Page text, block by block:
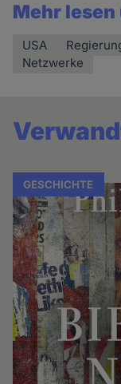
Mehr lesen
USA
Netzwerke
GESCHICHTE